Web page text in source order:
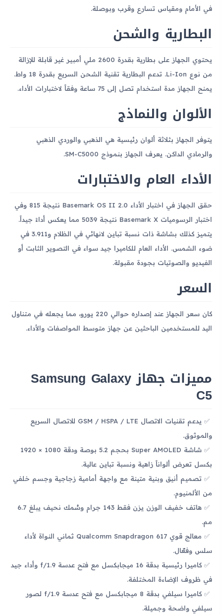
في الأمام ومقياس تسارع وقرب وبوصلة.
البطارية والشحن
يحتوي الجهاز على بطارية بقدرة 2600 ملي أمبير غير قابلة للإزالة
من نوع Li-Ion. تدعم البطارية تقنية الشحن السريع بقدرة 18 واط.
يمنح الجهاز مدة استخدام تصل إلى 75 ساعة وفقاً لاختبارات الأداء.
الألوان والنماذج
يتوفر الجهاز بثلاثة ألوان رئيسية هي الذهبي والوردي الذهبي
والرمادي الداكن. يعرف الجهاز بنموذج SM-C5000.
الأداء العام والاختبارات
حقق الجهاز في اختبار الأداء Basemark OS II 2.0 نتيجة 815 وفي
اختبار الرسوميات Basemark X نتيجة 5039 مما يعكس أداءً جيداً.
يتميز كذلك بشاشة ذات نسبة تباين لانهائي في الظلام و3.911 في
ضوء الشمس. الأداء العام للكاميرا جيد سواء في التصوير الثابت أو
الفيديو والصوتيات بجودة مقبولة.
السعر
كان سعر الجهاز عند إصداره حوالي 220 يورو، مما يجعله في متناول
اليد للمستخدمين الباحثين عن جهاز متوسط المواصفات والأداء.
مميزات جهاز Samsung Galaxy
C5
يدعم تقنيات الاتصال GSM / HSPA / LTE للاتصال السريع
والموثوق.
شاشة Super AMOLED بحجم 5.2 بوصة ودقة 1080 × 1920
بكسل تعرض ألواناً زاهية ونسبة تباين عالية.
تصميم أنيق وبنية متينة مع واجهة أمامية زجاجية وجسم خلفي
من الألمنيوم.
هاتف خفيف الوزن يزن فقط 143 جرام وسُمك نحيف يبلغ 6.7
مم.
معالج قوي Qualcomm Snapdragon 617 ثماني النواة لأداء
سلس وفعّال.
كاميرا رئيسية بدقة 16 ميجابكسل مع فتح عدسة f/1.9 وأداء جيد
في ظروف الإضاءة المختلفة.
كاميرا سيلفي بدقة 8 ميجابكسل مع فتح عدسة f/1.9 لصور
سيلفي واضحة وجميلة.